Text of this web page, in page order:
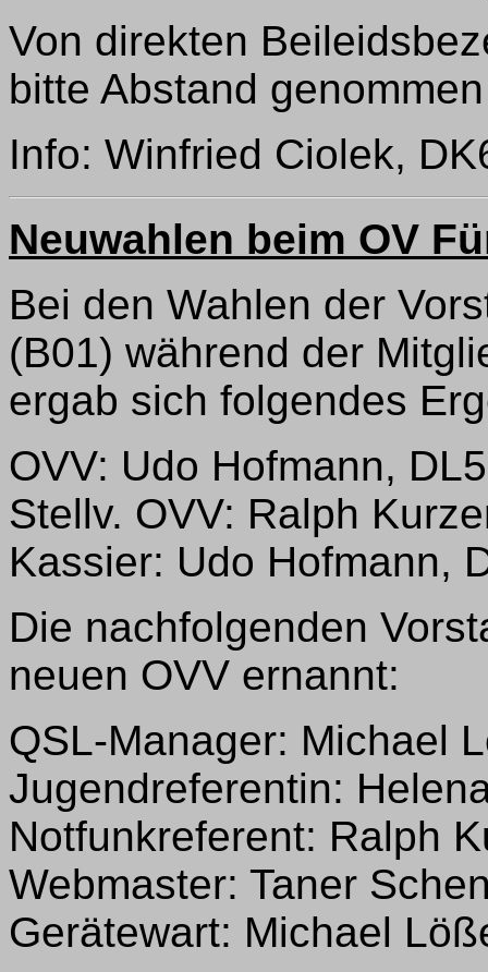
Von direkten
bitte Abstand
Info: Winfried Ciolek,
Neuwahlen beim OV
Bei den Wahlen der
(B01) während der
ergab sich folgendes
OVV: Udo Hofmann,
Stellv. OVV: Ralph
Kassier: Udo Hofmann,
Die nachfolgenden
neuen OVV ernannt:
QSL-Manager: Michael
Jugendreferentin:
Notfunkreferent: Ralph
Webmaster: Taner
Gerätewart: Michael